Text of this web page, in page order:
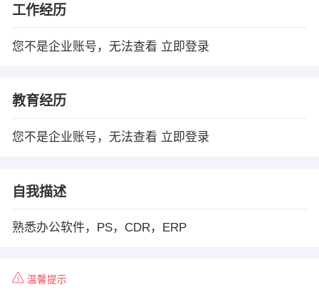
工作经历
您不是企业账号，无法查看 立即登录
教育经历
您不是企业账号，无法查看 立即登录
自我描述
熟悉办公软件，PS，CDR，ERP
温馨提示